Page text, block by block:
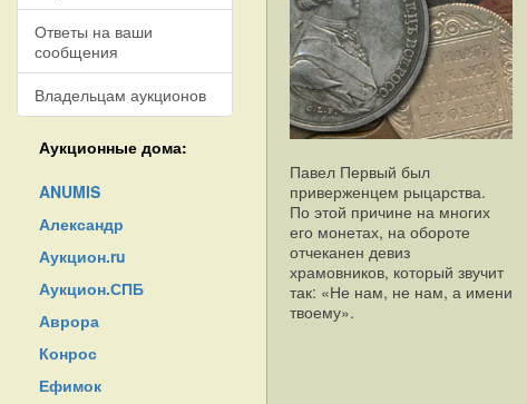
Ответы на ваши
сообщения
Владельцам аукционов
Аукционные дома:
ANUMIS
Александр
Аукцион.ru
Аукцион.СПБ
Аврора
Конрос
Ефимок
Павел Первый был
приверженцем рыцарства.
По этой причине на многих
его монетах, на обороте
отчеканен девиз
храмовников, который звучит
так: «Не нам, не нам, а имени
твоему».